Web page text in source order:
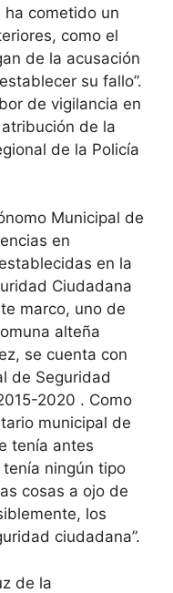
cometido un
como el
de la acusación
su fallo”.
de vigilancia en
de la
de la Policía
Municipal de
en
en la
Ciudadana
marco, uno de
alteña
se cuenta con
de Seguridad
2020 . Como
municipal de
tenía antes
ningún tipo
cosas a ojo de
los
ciudadana”.
de la